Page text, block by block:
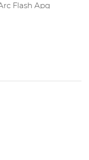
Flash Apg